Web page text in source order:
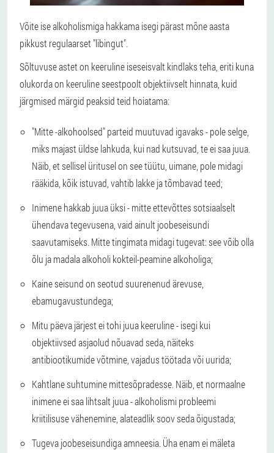
Võite ise alkoholismiga hakkama isegi pärast mõne aasta
pikkust regulaarset "libingut".
Sõltuvuse astet on keeruline iseseisvalt kindlaks teha, eriti kuna
olukorda on keeruline seestpoolt objektiivselt hinnata, kuid
järgmised märgid peaksid teid hoiatama:
"Mitte -alkohoolsed" parteid muutuvad igavaks - pole selge,
miks majast üldse lahkuda, kui nad kutsuvad, te ei saa juua.
Näib, et sellisel üritusel on see tüütu, uimane, pole midagi
rääkida, kõik istuvad, vahtib lakke ja tõmbavad teed;
Inimene hakkab juua üksi - mitte ettevõttes sotsiaalselt
ühendava tegevusena, vaid ainult joobeseisundi
saavutamiseks. Mitte tingimata midagi tugevat: see võib olla
õlu ja madala alkoholi kokteil-peamine alkoholiga;
Kaine seisund on seotud suurenenud ärevuse,
ebamugavustundega;
Mitu päeva järjest ei tohi juua keeruline - isegi kui
objektiivsed asjaolud nõuavad seda, näiteks
antibiootikumide võtmine, vajadus töötada või uurida;
Kahtlane suhtumine mittesõpradesse. Näib, et normaalne
inimene ei saa lihtsalt juua - alkoholismi probleemi
kriitilisuse vähenemine, alateadlik soov seda õigustada;
Tugeva joobeseisundiga amneesia. Üha enam ei mäleta